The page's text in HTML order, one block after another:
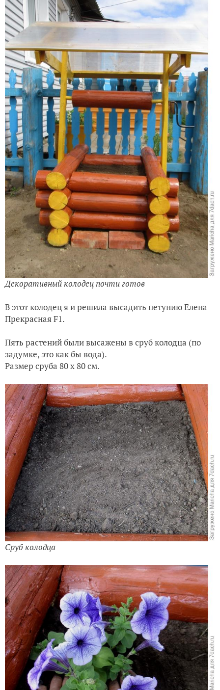
Декоративный колодец почти готов
В этот колодец я и решила высадить петунию Елена
Прекрасная F1.
Пять растений были высажены в сруб колодца (по
задумке, это как бы вода).
Размер сруба 80 х 80 см.
Сруб колодца